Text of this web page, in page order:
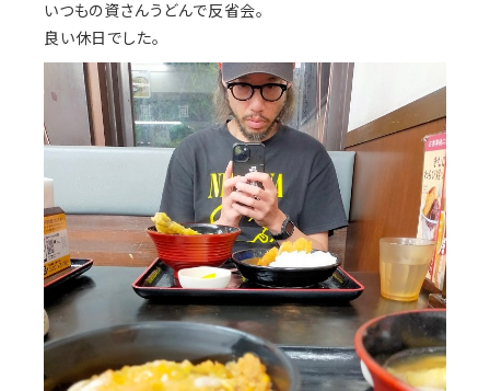
いつもの資さんうどんで反省会。
良い休日でした。